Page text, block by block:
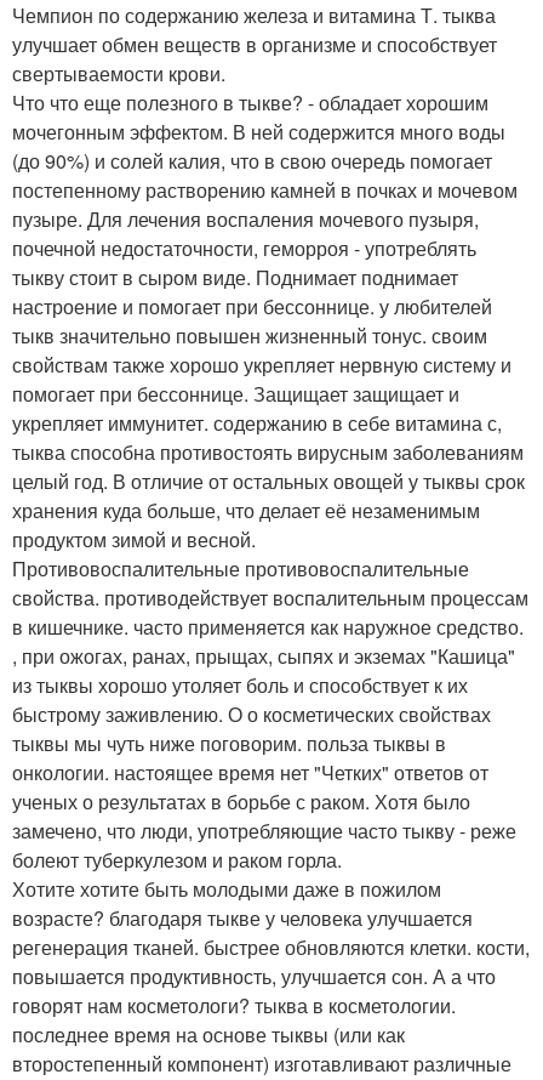
Чемпион по содержанию железа и витамина Т. тыква
улучшает обмен веществ в организме и способствует
свертываемости крови.
Что что еще полезного в тыкве? - обладает хорошим
мочегонным эффектом. В ней содержится много воды
(до 90%) и солей калия, что в свою очередь помогает
постепенному растворению камней в почках и мочевом
пузыре. Для лечения воспаления мочевого пузыря,
почечной недостаточности, геморроя - употреблять
тыкву стоит в сыром виде. Поднимает поднимает
настроение и помогает при бессоннице. у любителей
тыкв значительно повышен жизненный тонус. своим
свойствам также хорошо укрепляет нервную систему и
помогает при бессоннице. Защищает защищает и
укрепляет иммунитет. содержанию в себе витамина с,
тыква способна противостоять вирусным заболеваниям
целый год. В отличие от остальных овощей у тыквы срок
хранения куда больше, что делает её незаменимым
продуктом зимой и весной.
Противовоспалительные противовоспалительные
свойства. противодействует воспалительным процессам
в кишечнике. часто применяется как наружное средство.
, при ожогах, ранах, прыщах, сыпях и экземах "Кашица"
из тыквы хорошо утоляет боль и способствует к их
быстрому заживлению. О о косметических свойствах
тыквы мы чуть ниже поговорим. польза тыквы в
онкологии. настоящее время нет "Четких" ответов от
ученых о результатах в борьбе с раком. Хотя было
замечено, что люди, употребляющие часто тыкву - реже
болеют туберкулезом и раком горла.
Хотите хотите быть молодыми даже в пожилом
возрасте? благодаря тыкве у человека улучшается
регенерация тканей. быстрее обновляются клетки. кости,
повышается продуктивность, улучшается сон. А а что
говорят нам косметологи? тыква в косметологии.
последнее время на основе тыквы (или как
второстепенный компонент) изготавливают различные